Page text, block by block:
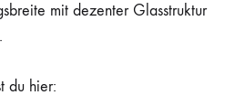
mit dezenter Glasstruktur
du hier: